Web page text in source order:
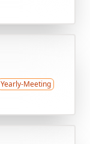
Yearly-Meeting